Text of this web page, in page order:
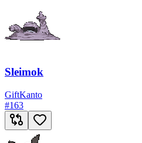
Sleimok
GiftKanto
#163